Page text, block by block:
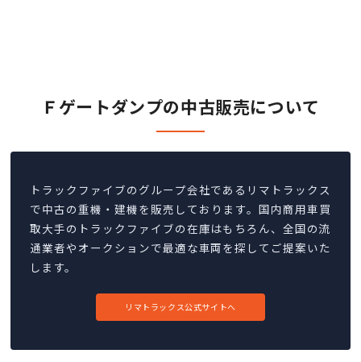
Ｆゲートダンプの中古販売について
トラックファイブのグループ会社であるリマトラックス
で中古の重機・建機を販売しております。国内商用車買
取大手のトラックファイブの在庫はもちろん、全国の流
通業者やオークションで最適な車両を探してご提案いた
します。
リマトラックス公式サイトへ